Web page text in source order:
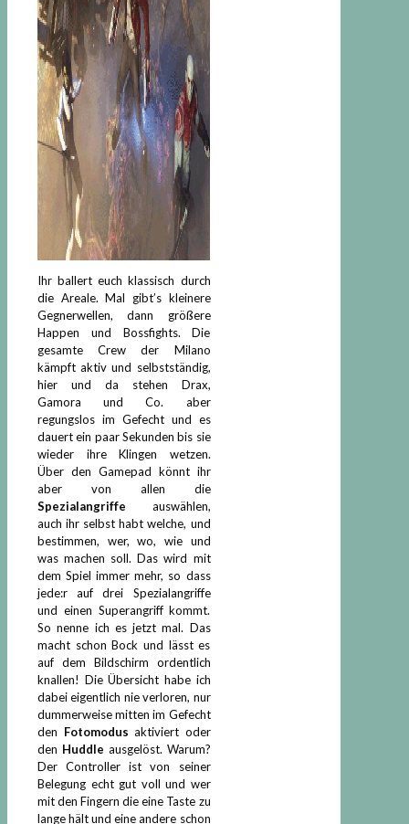
Ihr ballert euch klassisch durch
die Areale. Mal gibt’s kleinere
Gegnerwellen, dann größere
Happen und Bossfights. Die
gesamte Crew der Milano
kämpft aktiv und selbstständig,
hier und da stehen Drax,
Gamora und Co. aber
regungslos im Gefecht und es
dauert ein paar Sekunden bis sie
wieder ihre Klingen wetzen.
Über den Gamepad könnt ihr
aber von allen die
Spezialangriffe auswählen,
auch ihr selbst habt welche, und
bestimmen, wer, wo, wie und
was machen soll. Das wird mit
dem Spiel immer mehr, so dass
jede:r auf drei Spezialangriffe
und einen Superangriff kommt.
So nenne ich es jetzt mal. Das
macht schon Bock und lässt es
auf dem Bildschirm ordentlich
knallen! Die Übersicht habe ich
dabei eigentlich nie verloren, nur
dummerweise mitten im Gefecht
den Fotomodus aktiviert oder
den Huddle ausgelöst. Warum?
Der Controller ist von seiner
Belegung echt gut voll und wer
mit den Fingern die eine Taste zu
lange hält und eine andere schon